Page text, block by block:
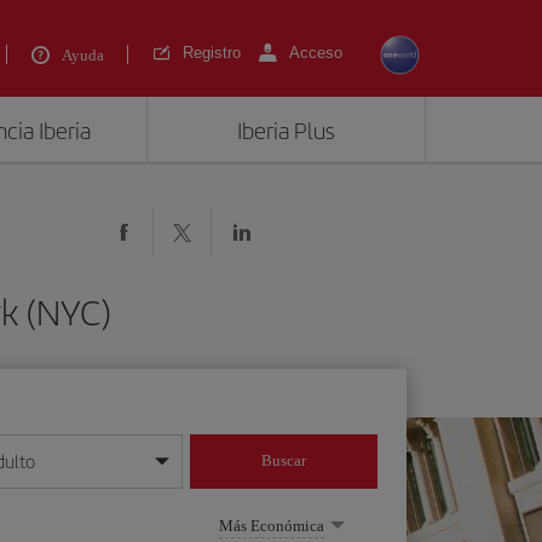
Ayuda Registro Acceso
Iberia Iberia Plus
(NYC)
mes/año
Buscar
Más Económica